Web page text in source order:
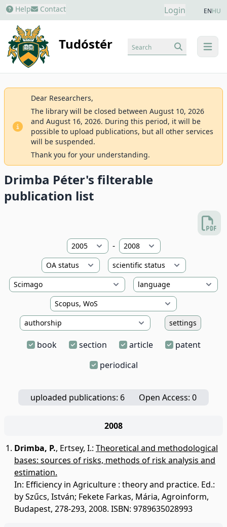
Help Contact Login ENHU
Tudóstér menu
Search
Dear Researchers,
The library will be closed between August 10, 2026
and August 16, 2026. During this period, it will be
possible to upload publications, but all other services
will be suspended.
Thank you for your understanding.
Drimba Péter's filterable
publication list
-
settings
book section article
patent
periodical
uploaded publications: 6 Open Access: 0
2008
Drimba, P., Ertsey, I.: Theoretical and methodological
bases: sources of risks, methods of risk analysis and
estimation.
In: Efficiency in Agriculture : theory and practice. Ed.:
by Szűcs, István; Fekete Farkas, Mária, Agroinform,
Budapest, 278-293, 2008. ISBN: 9789635028993